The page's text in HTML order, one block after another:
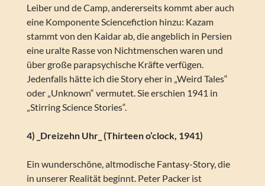
Leiber und de Camp, andererseits kommt aber auch
eine Komponente Sciencefiction hinzu: Kazam
stammt von den Kaidar ab, die angeblich in Persien
eine uralte Rasse von Nichtmenschen waren und
über große parapsychische Kräfte verfügen.
Jedenfalls hätte ich die Story eher in „Weird Tales“
oder „Unknown“ vermutet. Sie erschien 1941 in
„Stirring Science Stories“.
4) _Dreizehn Uhr_ (Thirteen o’clock, 1941)
Ein wunderschöne, altmodische Fantasy-Story, die
in unserer Realität beginnt. Peter Packer ist